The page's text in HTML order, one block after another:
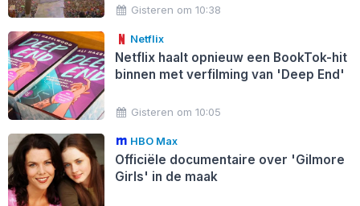
Gisteren om 10:38
Netflix
Netflix haalt opnieuw een BookTok-hit
binnen met verfilming van 'Deep End'
Gisteren om 10:05
HBO Max
Officiële documentaire over 'Gilmore
Girls' in de maak